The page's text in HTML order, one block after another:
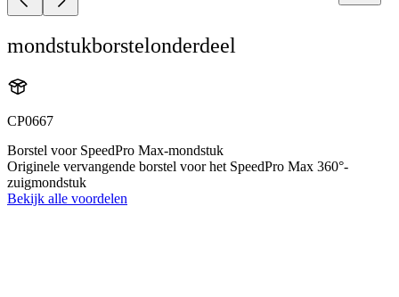
mondstukborstelonderdeel
CP0667
Borstel voor SpeedPro Max-mondstuk
Originele vervangende borstel voor het SpeedPro Max 360°-
zuigmondstuk
Bekijk alle voordelen